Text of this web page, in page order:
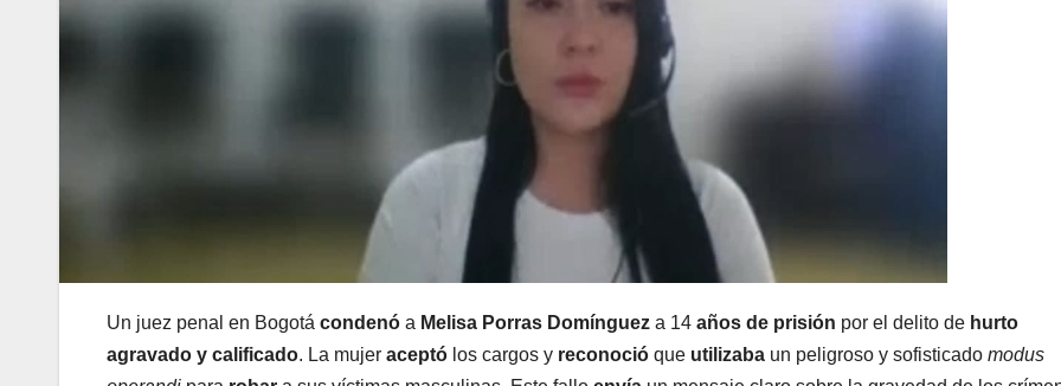
Un juez penal en Bogotá condenó a Melisa Porras Domínguez a 14 años de prisión por el delito de hurto
agravado y calificado. La mujer aceptó los cargos y reconoció que utilizaba un peligroso y sofisticado modus